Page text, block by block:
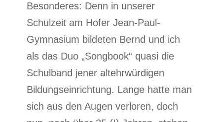
Besonderes: Denn in unserer
Schulzeit am Hofer Jean-Paul-
Gymnasium bildeten Bernd und ich
als das Duo „Songbook“ quasi die
Schulband jener altehrwürdigen
Bildungseinrichtung. Lange hatte man
sich aus den Augen verloren, doch